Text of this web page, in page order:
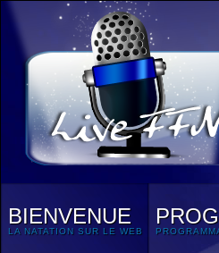
BIENVENUE
LA NATATION SUR LE WEB